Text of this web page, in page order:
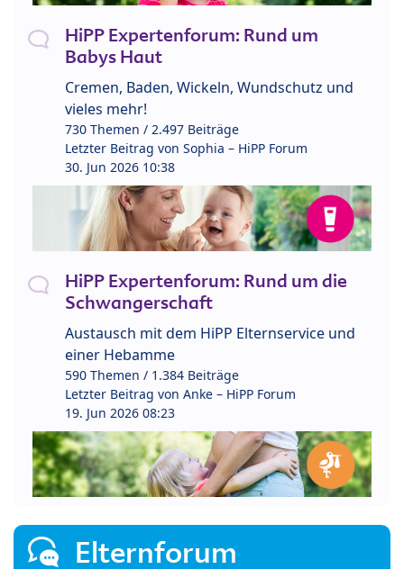
HiPP Expertenforum: Rund um
Babys Haut
Cremen, Baden, Wickeln, Wundschutz und
vieles mehr!
730 Themen / 2.497 Beiträge
Letzter Beitrag von Sophia – HiPP Forum
30. Jun 2026 10:38
HiPP Expertenforum: Rund um die
Schwangerschaft
Austausch mit dem HiPP Elternservice und
einer Hebamme
590 Themen / 1.384 Beiträge
Letzter Beitrag von Anke – HiPP Forum
19. Jun 2026 08:23
Elternforum